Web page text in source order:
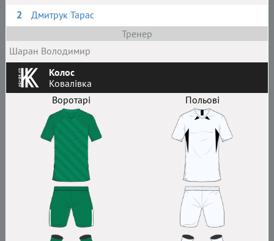
2
Дмитрук Тарас
Тренер
Шаран Володимир
Колос
Ковалівка
Воротарі
Польові